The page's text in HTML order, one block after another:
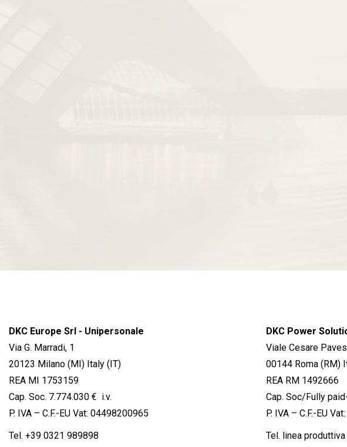
DKC Europe Srl - Unipersonale
Via G. Marradi, 1
20123 Milano (MI) Italy (IT)
REA MI 1753159
Cap. Soc. 7.774.030 € i.v.
P. IVA – C.F.-EU Vat: 04498200965
Tel. +39 0321 989898
DKC Power
Viale Cesare
00144 Roma (RM)
REA RM 1492666
Cap. Soc/Fully
P. IVA – C.F.-EU
Tel. linea